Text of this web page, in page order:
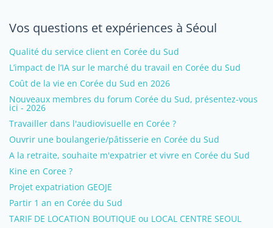
Vos questions et expériences à Séoul
Qualité du service client en Corée du Sud
L’impact de l’IA sur le marché du travail en Corée du Sud
Coût de la vie en Corée du Sud en 2026
Nouveaux membres du forum Corée du Sud, présentez-vous
ici - 2026
Travailler dans l'audiovisuelle en Corée ?
Ouvrir une boulangerie/pâtisserie en Corée du Sud
A la retraite, souhaite m'expatrier et vivre en Corée du Sud
Kine en Coree ?
Projet expatriation GEOJE
Partir 1 an en Corée du Sud
TARIF DE LOCATION BOUTIQUE ou LOCAL CENTRE SEOUL